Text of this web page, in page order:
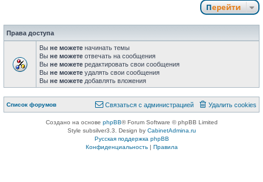
Перейти
Права доступа
Вы не можете начинать темы
Вы не можете отвечать на сообщения
Вы не можете редактировать свои сообщения
Вы не можете удалять свои сообщения
Вы не можете добавлять вложения
Список форумов Удалить cookies
Связаться с администрацией
Создано на основе phpBB® Forum Software © phpBB Limited
Style subsilver3.3. Design by CabinetAdmina.ru
Русская поддержка phpBB
Конфиденциальность| Правила